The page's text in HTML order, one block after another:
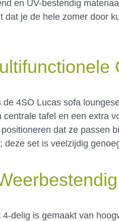
en UV-bestendig
dat je de hele zomer door
4SO Lucas sofa
tafel en een extra
dat ze passen
deze set is veelzijdig
delig is gemaakt van